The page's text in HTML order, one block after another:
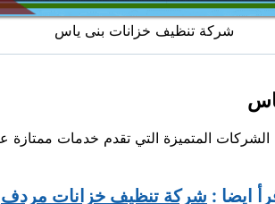
شركة تنظيف خزانات بنى ياس
المتميزة التي تقدم خدمات ممتازة
ايضا : شركة تنظيف خزانات مردف